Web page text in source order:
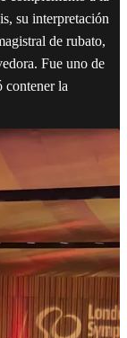
su interpretación
de rubato,
Fue uno de
contener la